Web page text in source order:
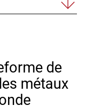
de
métaux